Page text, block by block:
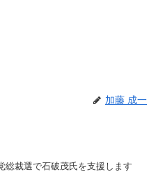
加藤 成一
総裁選で石破茂氏を支援します